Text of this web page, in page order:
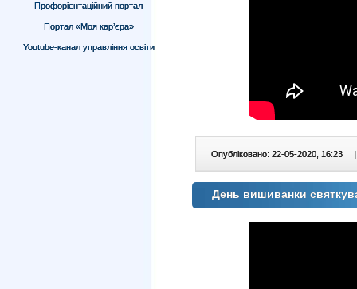
Профорієнтаційний портал
Портал «Моя кар’єра»
Youtube-канал управління освіти
Опубліковано: 22-05-2020, 16:23 |
День вишиванки